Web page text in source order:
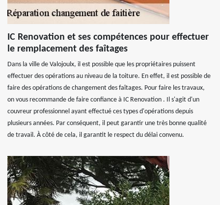
IC Renovation et ses compétences pour effectuer
le remplacement des faîtages
Dans la ville de Valojoulx, il est possible que les propriétaires puissent
effectuer des opérations au niveau de la toiture. En effet, il est possible de
faire des opérations de changement des faîtages. Pour faire les travaux,
on vous recommande de faire confiance à IC Renovation . Il s'agit d'un
couvreur professionnel ayant effectué ces types d'opérations depuis
plusieurs années. Par conséquent, il peut garantir une très bonne qualité
de travail. À côté de cela, il garantit le respect du délai convenu.